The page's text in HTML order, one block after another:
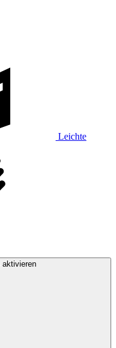
Leichte
aktivieren